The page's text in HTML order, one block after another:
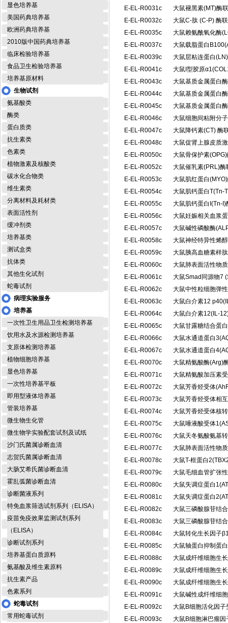
显色培养基
美国药典培养基
欧洲药典培养基
2010版中国药典培养基
临床检验培养基
食品卫生检验培养基
培养基原材料
生物试剂
氨基酸类
酶类
蛋白质类
抗生素类
色素类
植物激素及核酸类
碳水化合物类
维生素类
分离材料及耗材类
表面活性剂
缓冲剂类
培养基类
测试盒类
抗体类
其他生化试剂
蛇毒试剂
病理实验服务
培养基
一次性卫生用品卫生检测培养基
饮用水及水源检测培养基
支原体检测培养基
植物细胞培养基
显色培养基
一次性培养基平板
即用型液体培养基
管装培养基
微生物生化管
微生物学实验配套试剂及试纸
沙门氏菌属诊断血清
志贺氏菌属诊断血清
大肠艾希氏菌诊断血清
霍乱弧菌诊断血清
诊断菌液系列
特免血浆筛选试剂系列（ELISA）
疫苗免疫效果监测试剂系列
（ELISA）
诊断试剂系列
培养基蛋白质原料
氨基酸及维生素原料
抗生素产品
色素系列
蛇毒试剂
常用蛇毒试剂
E-EL-R0031c
大鼠褪黑素(MT)酶
E-EL-R0032c
大鼠C-肽 (C-P) 酶
E-EL-R0035c
大鼠赖氨酰氧化酶
E-EL-R0037c
大鼠载脂蛋白
E-EL-R0039c
大鼠层粘连蛋白
E-EL-R0041c
大鼠I型胶原
E-EL-R0043c
大鼠基质金属蛋白
E-EL-R0044c
大鼠基质金属蛋白
E-EL-R0045c
大鼠基质金属蛋白
E-EL-R0046c
大鼠细胞间粘附分
E-EL-R0047c
大鼠降钙素(CT) 酶
E-EL-R0048c
大鼠促肾上腺皮质
E-EL-R0050c
大鼠骨保护素
E-EL-R0052c
大鼠催乳素(PRL)
E-EL-R0053c
大鼠肌红蛋白
E-EL-R0054c
大鼠肌钙蛋白T(Tn-
E-EL-R0055c
大鼠肌钙蛋白I(Tn-
E-EL-R0056c
大鼠妊娠相关血浆
E-EL-R0057c
大鼠碱性磷酸酶
E-EL-R0058c
大鼠神经特异性烯
E-EL-R0059c
大鼠胰高血糖素样
E-EL-R0060c
大鼠肺表面活性物
E-EL-R0061c
大鼠Smad同源物7
E-EL-R0062c
大鼠中性粒细胞弹
E-EL-R0063c
大鼠白介素12
E-EL-R0064c
大鼠白介素12(IL-
E-EL-R0065c
大鼠甘露糖结合蛋
E-EL-R0066c
大鼠水通道蛋白
E-EL-R0067c
大鼠水通道蛋白
E-EL-R0070c
大鼠精氨酸酶(Arg)
E-EL-R0071c
大鼠精氨酸加压素
E-EL-R0072c
大鼠芳香烃受体
E-EL-R0073c
大鼠芳香烃受体相
E-EL-R0074c
大鼠芳香烃受体核
E-EL-R0075c
大鼠唾液酸受体
E-EL-R0076c
大鼠天冬氨酸氨基
E-EL-R0077c
大鼠肺表面活性物
E-EL-R0078c
大鼠T-框蛋白
E-EL-R0079c
大鼠毛细血管扩张
E-EL-R0080c
大鼠失调症蛋白
E-EL-R0081c
大鼠失调症蛋白
E-EL-R0082c
大鼠三磷酸腺苷结
E-EL-R0083c
大鼠三磷酸腺苷结
E-EL-R0084c
大鼠转化生长因子
E-EL-R0085c
大鼠轴蛋白抑制蛋
E-EL-R0088c
大鼠成纤维细胞生
E-EL-R0089c
大鼠成纤维细胞生
E-EL-R0090c
大鼠成纤维细胞生
E-EL-R0091c
大鼠碱性成纤维细
E-EL-R0092c
大鼠B细胞活化因
E-EL-R0093c
大鼠B细胞淋巴瘤